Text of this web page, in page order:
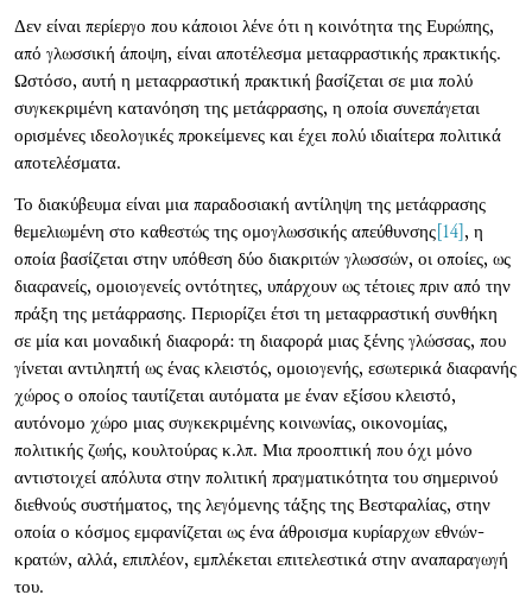
Δεν είναι περίεργο που κάποιοι λένε ότι η κοινότητα της Ευρώπης,
από γλωσσική άποψη, είναι αποτέλεσμα μεταφραστικής πρακτικής.
Ωστόσο, αυτή η μεταφραστική πρακτική βασίζεται σε μια πολύ
συγκεκριμένη κατανόηση της μετάφρασης, η οποία συνεπάγεται
ορισμένες ιδεολογικές προκείμενες και έχει πολύ ιδιαίτερα πολιτικά
αποτελέσματα.
Το διακύβευμα είναι μια παραδοσιακή αντίληψη της μετάφρασης
θεμελιωμένη στο καθεστώς της ομογλωσσικής απεύθυνσης[14], η
οποία βασίζεται στην υπόθεση δύο διακριτών γλωσσών, οι οποίες, ως
διαφανείς, ομοιογενείς οντότητες, υπάρχουν ως τέτοιες πριν από την
πράξη της μετάφρασης. Περιορίζει έτσι τη μεταφραστική συνθήκη
σε μία και μοναδική διαφορά: τη διαφορά μιας ξένης γλώσσας, που
γίνεται αντιληπτή ως ένας κλειστός, ομοιογενής, εσωτερικά διαφανής
χώρος ο οποίος ταυτίζεται αυτόματα με έναν εξίσου κλειστό,
αυτόνομο χώρο μιας συγκεκριμένης κοινωνίας, οικονομίας,
πολιτικής ζωής, κουλτούρας κ.λπ. Μια προοπτική που όχι μόνο
αντιστοιχεί απόλυτα στην πολιτική πραγματικότητα του σημερινού
διεθνούς συστήματος, της λεγόμενης τάξης της Βεστφαλίας, στην
οποία ο κόσμος εμφανίζεται ως ένα άθροισμα κυρίαρχων εθνών-
κρατών, αλλά, επιπλέον, εμπλέκεται επιτελεστικά στην αναπαραγωγή
του.